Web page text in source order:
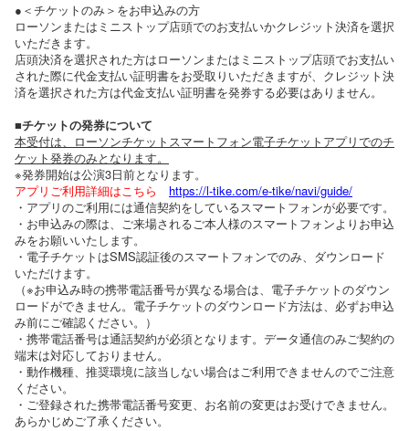
●＜チケットのみ＞をお申込みの方
ローソンまたはミニストップ店頭でのお支払いかクレジット決済を選択
いただきます。
店頭決済を選択された方はローソンまたはミニストップ店頭でお支払い
された際に代金支払い証明書をお受取りいただきますが、クレジット決
済を選択された方は代金支払い証明書を発券する必要はありません。
■チケットの発券について
本受付は、ローソンチケットスマートフォン電子チケットアプリでのチ
ケット発券のみとなります。
※発券開始は公演3日前となります。
アプリご利用詳細はこちら
https://l-tike.com/e-tike/navi/guide/
・アプリのご利用には通信契約をしているスマートフォンが必要です。
・お申込みの際は、ご来場されるご本人様のスマートフォンよりお申込
みをお願いいたします。
・電子チケットはSMS認証後のスマートフォンでのみ、ダウンロード
いただけます。
（※お申込み時の携帯電話番号が異なる場合は、電子チケットのダウン
ロードができません。電子チケットのダウンロード方法は、必ずお申込
み前にご確認ください。）
・携帯電話番号は通話契約が必須となります。データ通信のみご契約の
端末は対応しておりません。
・動作機種、推奨環境に該当しない場合はご利用できませんのでご注意
ください。
・ご登録された携帯電話番号変更、お名前の変更はお受けできません。
あらかじめご了承ください。